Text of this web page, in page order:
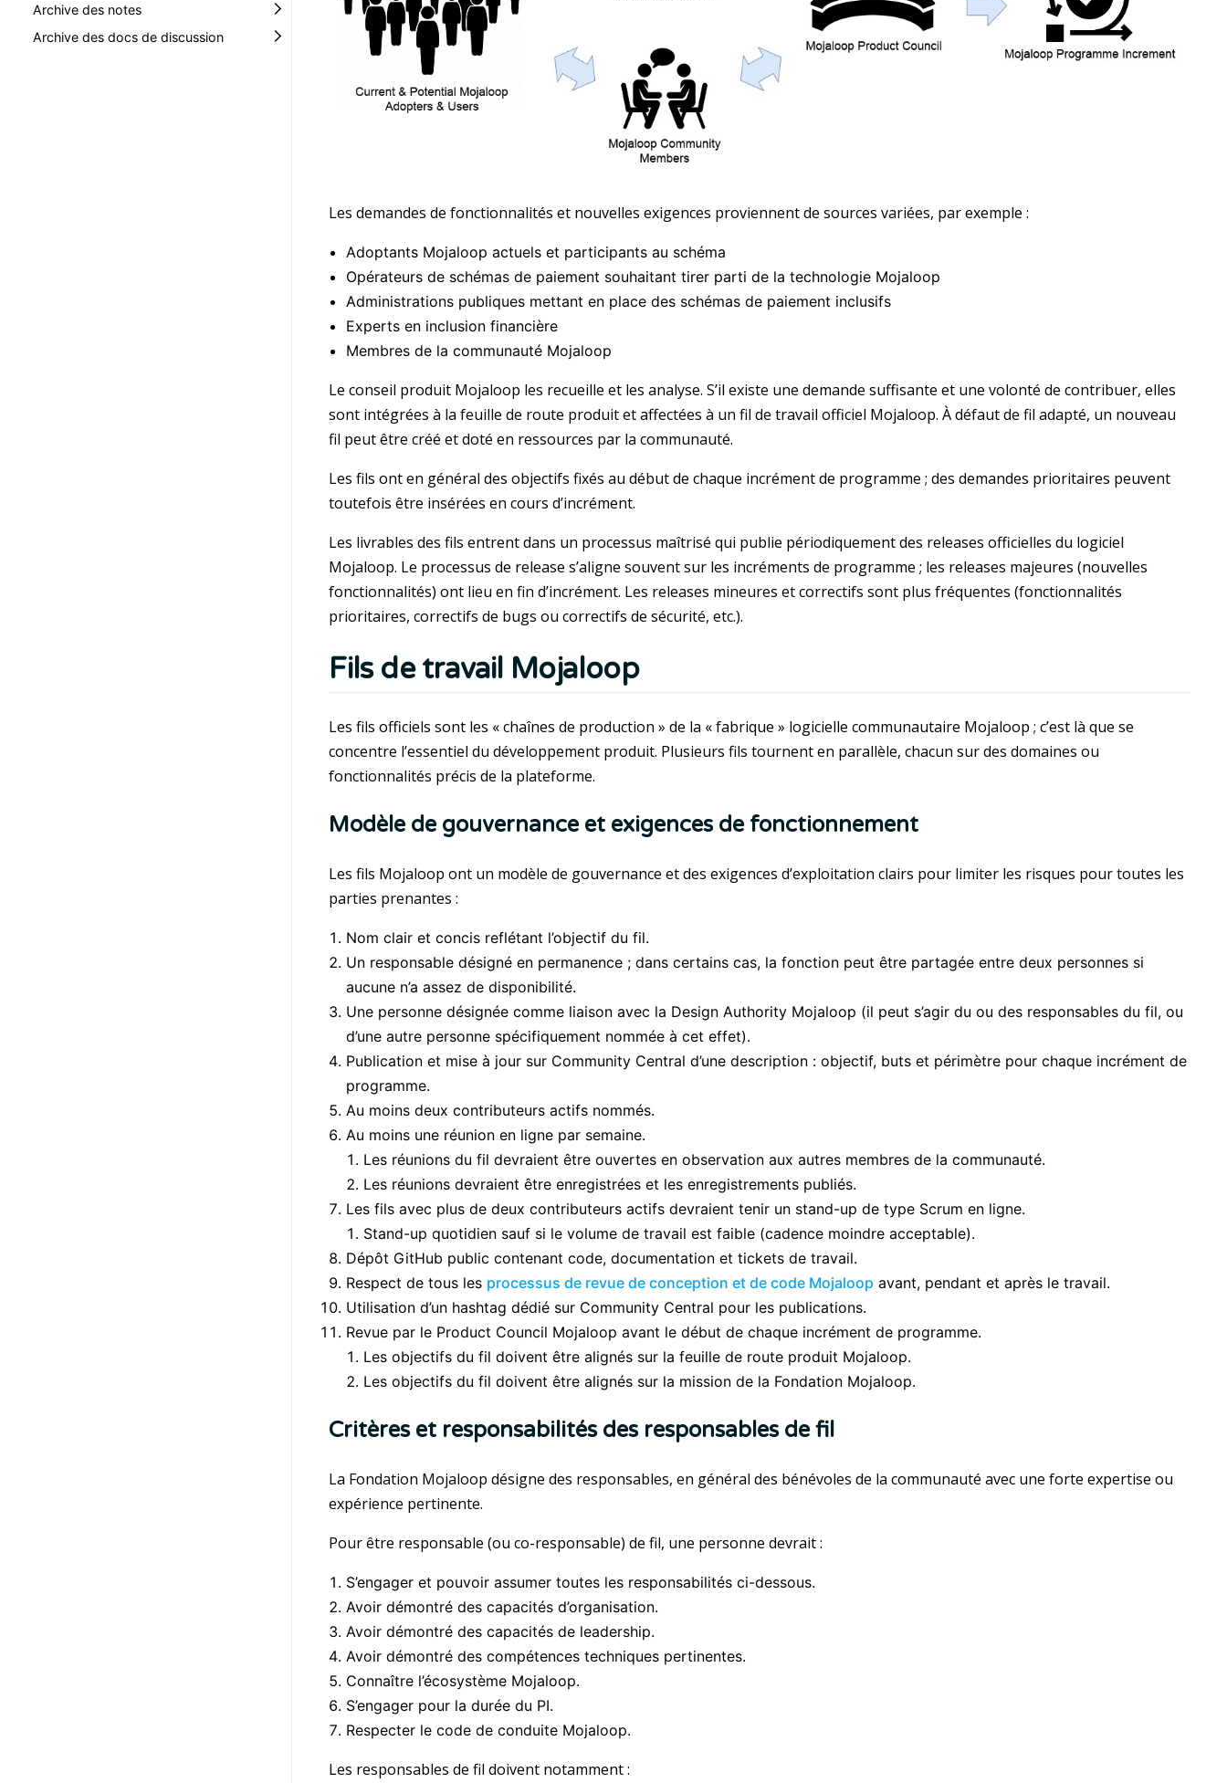
Archive des notes
Archive des docs de discussion
Les demandes de fonctionnalités et nouvelles exigences proviennent de sources variées, par exemple :
Adoptants Mojaloop actuels et participants au schéma
Opérateurs de schémas de paiement souhaitant tirer parti de la technologie Mojaloop
Administrations publiques mettant en place des schémas de paiement inclusifs
Experts en inclusion financière
Membres de la communauté Mojaloop
Le conseil produit Mojaloop les recueille et les analyse. S’il existe une demande suffisante et une volonté de contribuer, elles
sont intégrées à la feuille de route produit et affectées à un fil de travail officiel Mojaloop. À défaut de fil adapté, un nouveau
fil peut être créé et doté en ressources par la communauté.
Les fils ont en général des objectifs fixés au début de chaque incrément de programme ; des demandes prioritaires peuvent
toutefois être insérées en cours d’incrément.
Les livrables des fils entrent dans un processus maîtrisé qui publie périodiquement des releases officielles du logiciel
Mojaloop. Le processus de release s’aligne souvent sur les incréments de programme ; les releases majeures (nouvelles
fonctionnalités) ont lieu en fin d’incrément. Les releases mineures et correctifs sont plus fréquentes (fonctionnalités
prioritaires, correctifs de bugs ou correctifs de sécurité, etc.).
Fils de travail Mojaloop
Les fils officiels sont les « chaînes de production » de la « fabrique » logicielle communautaire Mojaloop ; c’est là que se
concentre l’essentiel du développement produit. Plusieurs fils tournent en parallèle, chacun sur des domaines ou
fonctionnalités précis de la plateforme.
Modèle de gouvernance et exigences de fonctionnement
Les fils Mojaloop ont un modèle de gouvernance et des exigences d’exploitation clairs pour limiter les risques pour toutes les
parties prenantes :
Nom clair et concis reflétant l’objectif du fil.
Un responsable désigné en permanence ; dans certains cas, la fonction peut être partagée entre deux personnes si
aucune n’a assez de disponibilité.
Une personne désignée comme liaison avec la Design Authority Mojaloop (il peut s’agir du ou des responsables du fil, ou
d’une autre personne spécifiquement nommée à cet effet).
Publication et mise à jour sur Community Central d’une description : objectif, buts et périmètre pour chaque incrément de
programme.
Au moins deux contributeurs actifs nommés.
Au moins une réunion en ligne par semaine.
Les réunions du fil devraient être ouvertes en observation aux autres membres de la communauté.
Les réunions devraient être enregistrées et les enregistrements publiés.
Les fils avec plus de deux contributeurs actifs devraient tenir un stand-up de type Scrum en ligne.
Stand-up quotidien sauf si le volume de travail est faible (cadence moindre acceptable).
Dépôt GitHub public contenant code, documentation et tickets de travail.
Respect de tous les processus de revue de conception et de code Mojaloop avant, pendant et après le travail.
Utilisation d’un hashtag dédié sur Community Central pour les publications.
Revue par le Product Council Mojaloop avant le début de chaque incrément de programme.
Les objectifs du fil doivent être alignés sur la feuille de route produit Mojaloop.
Les objectifs du fil doivent être alignés sur la mission de la Fondation Mojaloop.
Critères et responsabilités des responsables de fil
La Fondation Mojaloop désigne des responsables, en général des bénévoles de la communauté avec une forte expertise ou
expérience pertinente.
Pour être responsable (ou co-responsable) de fil, une personne devrait :
S’engager et pouvoir assumer toutes les responsabilités ci-dessous.
Avoir démontré des capacités d’organisation.
Avoir démontré des capacités de leadership.
Avoir démontré des compétences techniques pertinentes.
Connaître l’écosystème Mojaloop.
S’engager pour la durée du PI.
Respecter le code de conduite Mojaloop.
Les responsables de fil doivent notamment :